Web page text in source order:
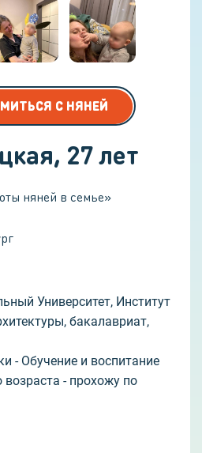
С НЯНЕЙ
, 27лет
няней в семье»
Университет, Институт
бакалавриат,
- Обучение и воспитание
- прохожу по